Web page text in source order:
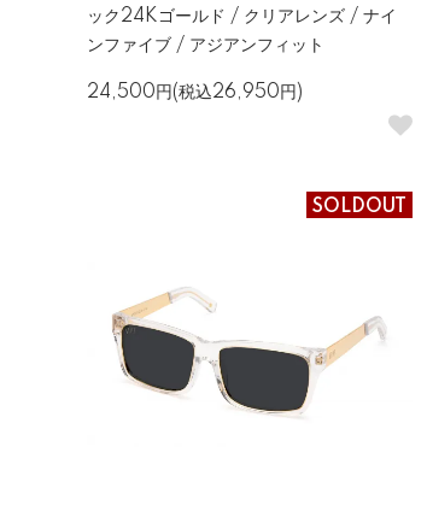
ック24Kゴールド / クリアレンズ / ナイ
ンファイブ / アジアンフィット
24,500円(税込26,950円)
SOLDOUT